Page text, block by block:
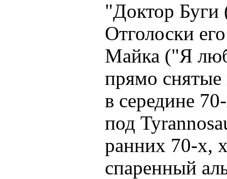
"Доктор
Отголоски
Майка ("Я
прямо снятые
в середине
под
ранних 70-х,
спаренный